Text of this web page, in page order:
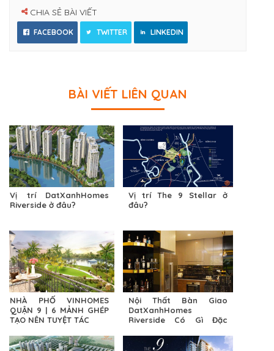
CHIA SẺ BÀI VIẾT
FACEBOOK TWITTER LINKEDIN
BÀI VIẾT LIÊN QUAN
Vị trí DatXanhHomes
Riverside ở đâu?
Vị trí The 9 Stellar ở
đâu?
NHÀ PHỐ VINHOMES
QUẬN 9 | 6 MẢNH GHÉP
TẠO NÊN TUYỆT TÁC
Nội Thất Bàn Giao
DatXanhHomes
Riverside Có Gì Đặc